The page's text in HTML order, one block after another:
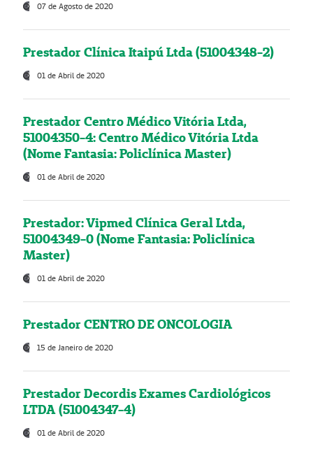
07 de Agosto de 2020
Prestador Clínica Itaipú Ltda (51004348-2)
01 de Abril de 2020
Prestador Centro Médico Vitória Ltda,
51004350-4: Centro Médico Vitória Ltda
(Nome Fantasia: Policlínica Master)
01 de Abril de 2020
Prestador: Vipmed Clínica Geral Ltda,
51004349-0 (Nome Fantasia: Policlínica
Master)
01 de Abril de 2020
Prestador CENTRO DE ONCOLOGIA
15 de Janeiro de 2020
Prestador Decordis Exames Cardiológicos
LTDA (51004347-4)
01 de Abril de 2020